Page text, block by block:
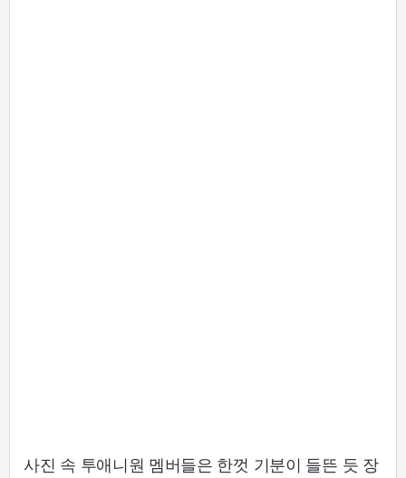
사진 속 투애니원 멤버들은 한껏 기분이 들뜬 듯 장